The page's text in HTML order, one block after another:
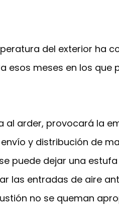
del exterior ha
esos meses en los
al arder, provocará la
y distribución de
puede dejar una
las entradas de aire
no se queman